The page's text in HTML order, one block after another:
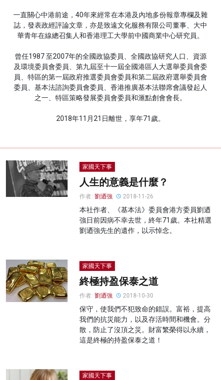
一直關心中港前途，40年來經常在本港及內地多份報章專欄及雜
誌，發表政經評論文章，亦是致遠文化服務有限公司董事、大中
華青年在線總召集人和香港理工大學前中國商業中心研究員。
曾任1987 至2007年的全國政協委員、全國政協研究人口、資源
及環境委員會委員、第九屆至十一屆全國港區人大選舉委員會委
員、特區的第一屆政府推選委員會委員和第二屆政府選舉委員會
委員、基本法諮詢委員會委員、香港推廣基本法聯席會議發起人
之一、特區策略發展委員會委員和滙點創會會長。
2018年11月21日離世，享年71歲。
家國天下事
人生的意義是什麼？
作者: 劉迺強 2018-11-26
本社作者、《基本法》委員會港方委員劉迺
強日前因病不幸去世，終年71歲。本社精選
劉迺強先生的遺作，以示悼念。
家國天下事
終極持盈保泰之道
作者: 劉迺強 2018-10-30
保守，使我們不犯致命的錯誤。富裕，提高
我們的抗災能力，以及存活時間和機會。分
散，防止了沒頂之災。財富繁榮得以永續，
這是終極的持盈保泰之道！
家國天下事